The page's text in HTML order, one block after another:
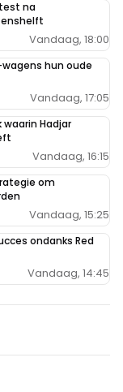
na
Vandaag, 18:00
hun oude
Vandaag, 17:05
Hadjar
Vandaag, 16:15
om
Vandaag, 15:25
ondanks Red
Vandaag, 14:45